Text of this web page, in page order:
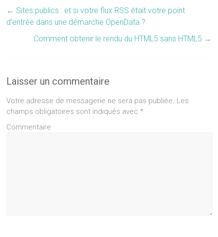
← Sites publics : et si votre flux RSS était votre point
d’entrée dans une démarche OpenData ?
Comment obtenir le rendu du HTML5 sans HTML5 →
Laisser un commentaire
Votre adresse de messagerie ne sera pas publiée. Les
champs obligatoires sont indiqués avec*
Commentaire